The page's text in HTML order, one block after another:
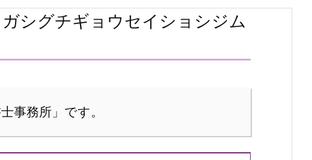
シグチギョウセイショシジム
事務所」です。